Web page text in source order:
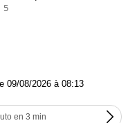
5
09/08/2026 à 08:13
en 3 min